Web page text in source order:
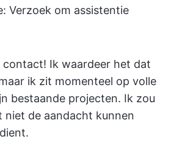
Verzoek om assistentie
Ik waardeer het dat
ik zit momenteel op volle
bestaande projecten. Ik zou
de aandacht kunnen